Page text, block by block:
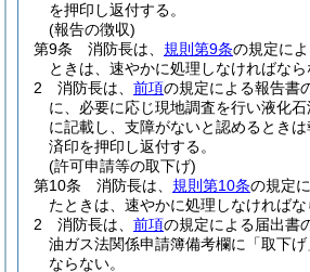
を押印し返付する。
(報告の徴収)
第9条
消防長は、 規則第9条の規定に
ときは、速やかに処理しなければなら
2
消防長は、 前項の規定による報告書
に、必要に応じ現地調査を行い液化
に記載し、支障がないと認めるとき
済印を押印し返付する。
(許可申請等の取下げ)
第10条
消防長は、 規則第10条の規定
たときは、速やかに処理しなければな
2
消防長は、 前項の規定による届出書
油ガス法関係申請簿備考欄に「取下
ならない。